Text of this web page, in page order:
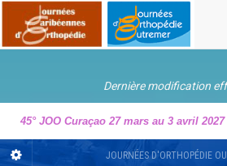
Dernière modification
45° JOO Curaçao 27 mars au 3 avril 2027
JOURNÉES D'ORTHOPÉDIE